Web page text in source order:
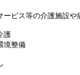
ビス等の介護施設や
護
境整備